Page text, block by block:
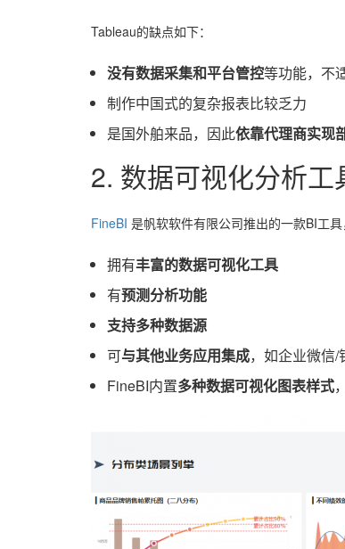
Tableau的缺点如下：
没有数据采集和平台管控等功能，不
制作中国式的复杂报表比较乏力
是国外舶来品，因此依靠代理商实现
2. 数据可视化分析工
FineBI 是帆软软件有限公司推出的一款BI工
拥有丰富的数据可视化工具
有预测分析功能
支持多种数据源
可与其他业务应用集成，如企业微信/
FineBI内置多种数据可视化图表样式